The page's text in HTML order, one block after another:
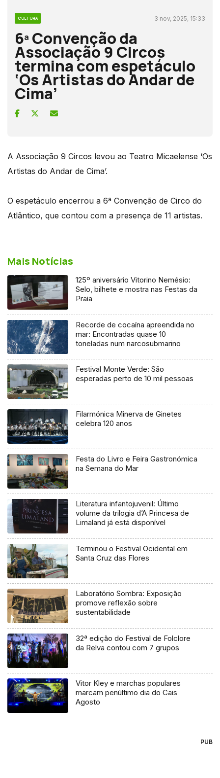
CULTURA 3 nov, 2025, 15:33
6ª Convenção da
Associação 9 Circos
termina com espetáculo
‘Os Artistas do Andar de
Cima’
A Associação 9 Circos levou ao Teatro Micaelense ‘Os
Artistas do Andar de Cima’.
O espetáculo encerrou a 6ª Convenção de Circo do
Atlântico, que contou com a presença de 11 artistas.
Mais Notícias
125º aniversário Vitorino Nemésio:
Selo, bilhete e mostra nas Festas da
Praia
Recorde de cocaína apreendida no
mar: Encontradas quase 10
toneladas num narcosubmarino
Festival Monte Verde: São
esperadas perto de 10 mil pessoas
Filarmónica Minerva de Ginetes
celebra 120 anos
Festa do Livro e Feira Gastronómica
na Semana do Mar
Literatura infantojuvenil: Último
volume da trilogia d’A Princesa de
Limaland já está disponível
Terminou o Festival Ocidental em
Santa Cruz das Flores
Laboratório Sombra: Exposição
promove reflexão sobre
sustentabilidade
32ª edição do Festival de Folclore
da Relva contou com 7 grupos
Vitor Kley e marchas populares
marcam penúltimo dia do Cais
Agosto
PUB